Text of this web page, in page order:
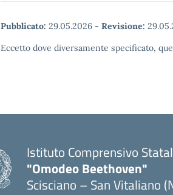
Pubblicato: 29.05.2026 - Revisione:
Eccetto dove diversamente specificato,
Istituto Comprensivo
"Omodeo Beethoven"
Scisciano – San Vitaliano